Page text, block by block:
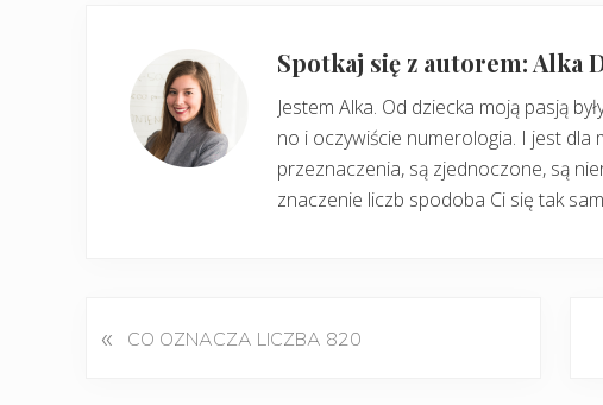
Spotkaj się z autorem: Alka
Jestem Alka. Od dziecka moją pasją
no i oczywiście numerologia. I jest dla
przeznaczenia, są zjednoczone, są
znaczenie liczb spodoba Ci się tak
P
« CO OZNACZA LICZBA 820